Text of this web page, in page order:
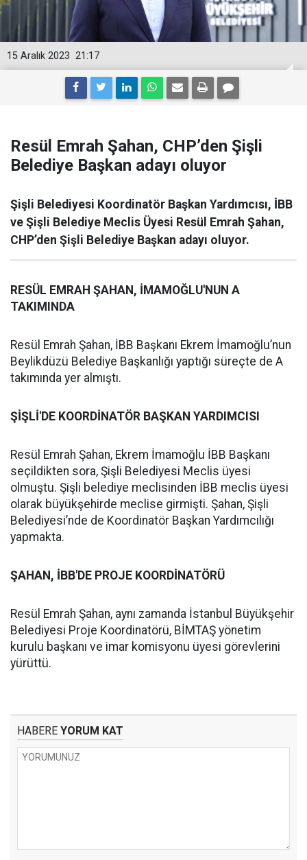
21:17
15 Aralık 2023
Resül Emrah Şahan, CHP’den Şişli
Belediye Başkan adayı oluyor
Şişli Belediyesi Koordinatör Başkan Yardımcısı, İBB
ve Şişli Belediye Meclis Üyesi Resül Emrah Şahan,
CHP’den Şişli Belediye Başkan adayı oluyor.
RESÜL EMRAH ŞAHAN, İMAMOĞLU'NUN A
TAKIMINDA
Resül Emrah Şahan, İBB Başkanı Ekrem İmamoğlu’nun
Beylikdüzü Belediye Başkanlığı yaptığı süreçte de A
takımında yer almıştı.
ŞİŞLİ'DE KOORDİNATÖR BAŞKAN YARDIMCISI
Resül Emrah Şahan, Ekrem İmamoğlu İBB Başkanı
seçildikten sora, Şişli Belediyesi Meclis üyesi
olmuştu. Şişli belediye meclisinden İBB meclis üyesi
olarak büyükşehirde meclise girmişti. Şahan, Şişli
Belediyesi’nde de Koordinatör Başkan Yardımcılığı
yapmakta.
ŞAHAN, İBB'DE PROJE KOORDİNATÖRÜ
Resül Emrah Şahan, aynı zamanda İstanbul Büyükşehir
Belediyesi Proje Koordinatörü, BİMTAŞ yönetim
kurulu başkanı ve imar komisyonu üyesi görevlerini
yürüttü.
HABERE YORUM KAT